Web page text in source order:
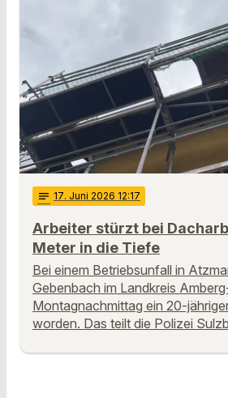
notes 17. Juni 2026 12:17
Arbeiter stürzt bei
Meter in die Tiefe
Bei einem Betriebsunfall in
Gebenbach im Landkreis
Montagnachmittag ein 20-
worden. Das teilt die Polizei